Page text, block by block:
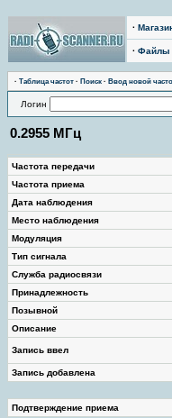
·
· Файлы
· Таблица частот · Поиск · Ввод новой
Логин
0.2955 МГц
Частота передачи
Частота приема
Дата наблюдения
Место наблюдения
Модуляция
Тип сигнала
Служба радиосвязи
Принадлежность
Позывной
Описание
Запись ввел
Запись добавлена
Подтверждение приема